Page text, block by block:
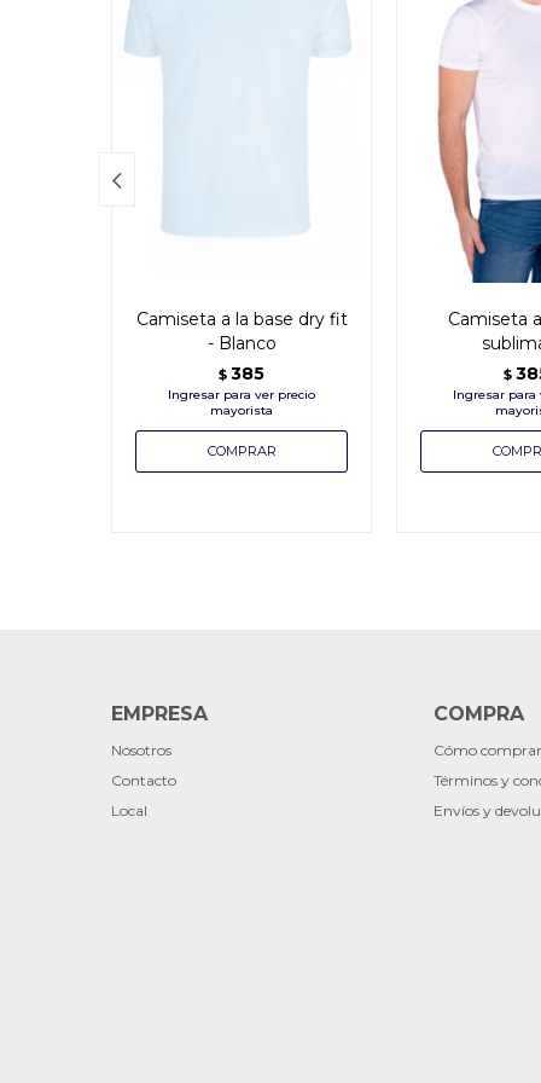
Camiseta a la base dry fit
- Blanco
$ 385
Camiseta
$

EMPRESA
Nosotros
Contacto
Local
COMPRA
Cómo comprar
Términos y
Envíos y